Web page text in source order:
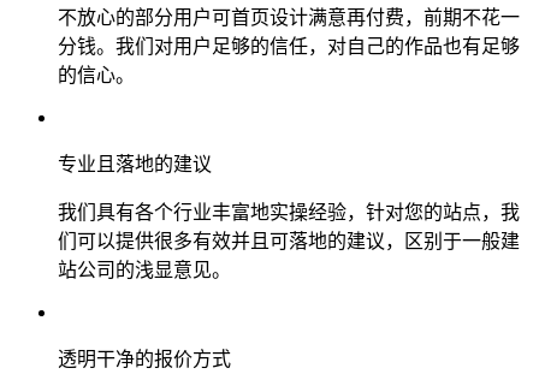
不放心的部分用户可首页设计满意再付费，前期不花一
分钱。我们对用户足够的信任，对自己的作品也有足够
的信心。
专业且落地的建议
我们具有各个行业丰富地实操经验，针对您的站点，我
们可以提供很多有效并且可落地的建议，区别于一般建
站公司的浅显意见。
透明干净的报价方式